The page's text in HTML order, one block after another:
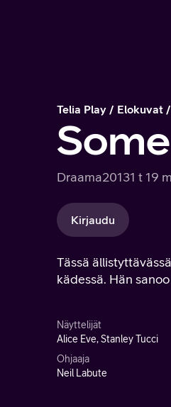
Telia Play Elokuvat
Draama20131 t 19
Kirjaudu
Tässä
kädessä. Hän
Näyttelijät
Alice Eve, Stanley Tucci
Ohjaaja
Neil Labute